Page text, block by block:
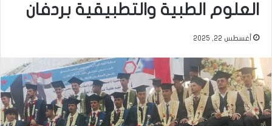
العلوم الطبية والتطبيقية بردفان
أغسطس 22, 2025